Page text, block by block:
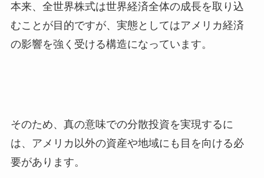
本来、全世界株式は世界経済全体の成長を取り込
むことが目的ですが、実態としてはアメリカ経済
の影響を強く受ける構造になっています。
そのため、真の意味での分散投資を実現するに
は、アメリカ以外の資産や地域にも目を向ける必
要があります。